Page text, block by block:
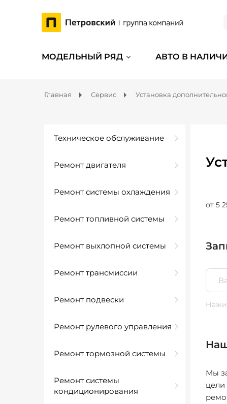
МОДЕЛЬНЫЙ РЯД АВТО В
Главная Сервис Установка
Техническое обслуживание
Ремонт двигателя
Ремонт системы охлаждения
Ремонт топливной системы
Ремонт выхлопной системы
Ремонт трансмиссии
Ремонт подвески
Ремонт рулевого управления
Ремонт тормозной системы
Ремонт системы
кондиционирования
от 5
Мы